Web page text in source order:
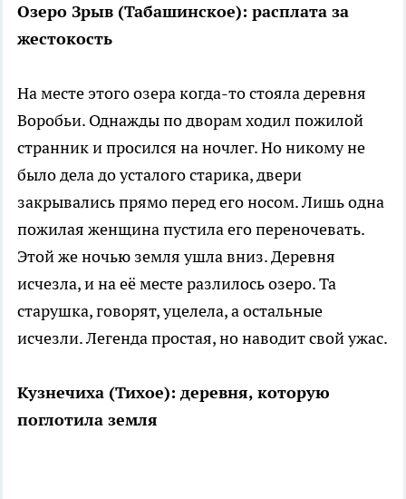
Озеро Зрыв (Табашинское): расплата за
жестокость
На месте этого озера когда-то стояла деревня
Воробьи. Однажды по дворам ходил пожилой
странник и просился на ночлег. Но никому не
было дела до усталого старика, двери
закрывались прямо перед его носом. Лишь одна
пожилая женщина пустила его переночевать.
Этой же ночью земля ушла вниз. Деревня
исчезла, и на её месте разлилось озеро. Та
старушка, говорят, уцелела, а остальные
исчезли. Легенда простая, но наводит свой ужас.
Кузнечиха (Тихое): деревня, которую
поглотила земля